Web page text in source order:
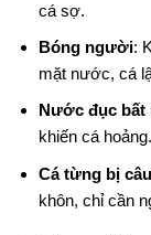
cá sợ.
Bóng người:
mặt nước, cá
Nước đục bất
khiến cá hoảng.
Cá từng bị câu
khôn, chỉ cần